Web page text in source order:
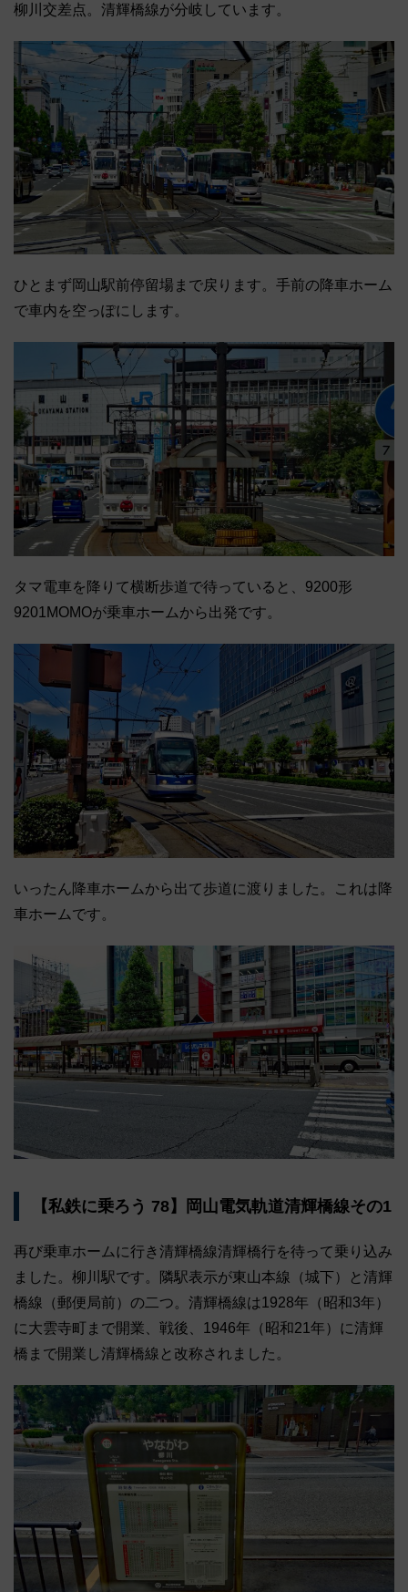
柳川交差点。清輝橋線が分岐しています。
ひとまず岡山駅前停留場まで戻ります。手前の降車ホーム
で車内を空っぽにします。
タマ電車を降りて横断歩道で待っていると、9200形
9201MOMOが乗車ホームから出発です。
いったん降車ホームから出て歩道に渡りました。これは降
車ホームです。
【私鉄に乗ろう 78】岡山電気軌道清輝橋線その1
再び乗車ホームに行き清輝橋線清輝橋行を待って乗り込み
ました。柳川駅です。隣駅表示が東山本線（城下）と清輝
橋線（郵便局前）の二つ。清輝橋線は1928年（昭和3年）
に大雲寺町まで開業、戦後、1946年（昭和21年）に清輝
橋まで開業し清輝橋線と改称されました。